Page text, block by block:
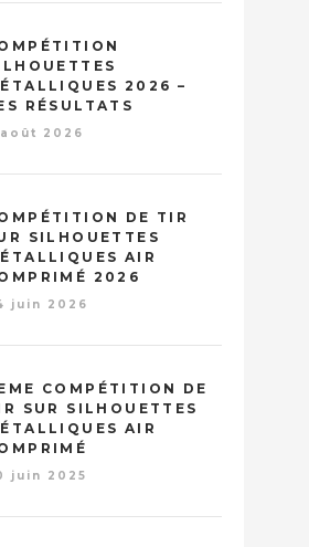
2026 –
RÉSULTATS
2026
DE TIR
SILHOUETTES
AIR
2026
juin 2026
COMPÉTITION DE
SUR SILHOUETTES
AIR
juin 2025